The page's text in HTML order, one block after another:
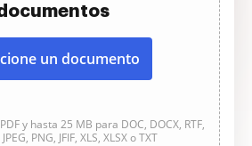
un documento
y hasta 25 MB para DOC, DOCX, RTF,
PNG, JFIF, XLS, XLSX o TXT